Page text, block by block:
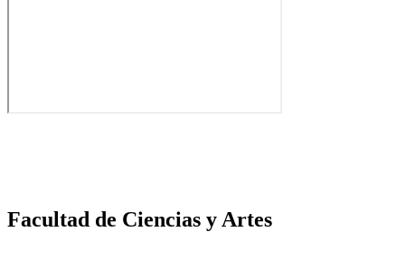
Facultad de Ciencias y Artes